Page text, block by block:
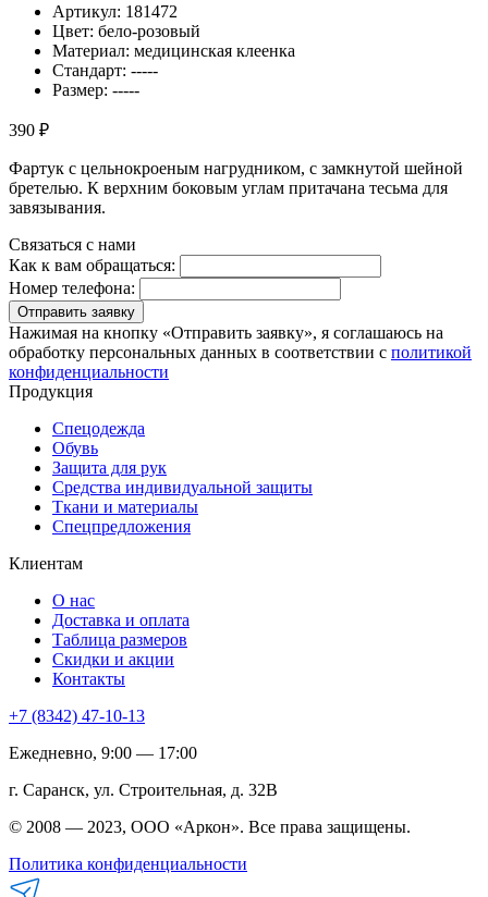
Артикул: 181472
Цвет: бело-розовый
Материал: медицинская клеенка
Стандарт: -----
Размер: -----
390 ₽
Фартук с цельнокроеным нагрудником, с замкнутой шейной
бретелью. К верхним боковым углам притачана тесьма для
завязывания.
Связаться с нами
Как к вам обращаться:
Номер телефона:
Отправить заявку
Нажимая на кнопку «Отправить заявку», я соглашаюсь на
обработку персональных данных в соответствии с политикой
конфиденциальности
Продукция
Спецодежда
Обувь
Защита для рук
Средства индивидуальной защиты
Ткани и материалы
Спецпредложения
Клиентам
О нас
Доставка и оплата
Таблица размеров
Скидки и акции
Контакты
+7 (8342) 47-10-13
Ежедневно, 9:00 — 17:00
г. Саранск, ул. Строительная, д. 32В
© 2008 — 2023, ООО «Аркон». Все права защищены.
Политика конфиденциальности